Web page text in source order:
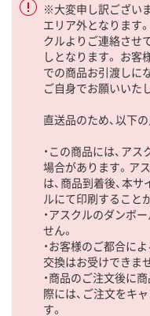
※大変申し訳ござい
エリア外となります
クルよりご連絡させ
しとなります。 お客
での商品お引渡しに
ご自身でお願いいた
直送品のため、以下
・この商品には、ア
場合があります。ア
は、商品到着後、本
ルにて印刷すること
・アスクルのダンボ
せん。
・お客様のご都合に
交換はお受けできま
・商品のご注文後に
際には、ご注文をキ
す。